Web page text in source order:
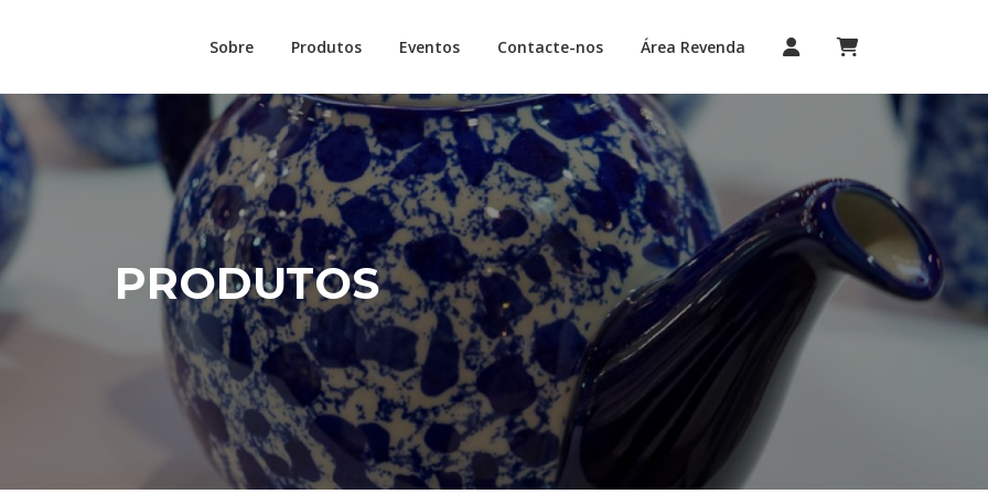
Sobre Produtos Eventos Contacte-nos Área Revenda
PRODUTOS